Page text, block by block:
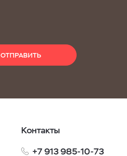
ОТПРАВИТЬ
Контакты
+7 913 985-10-73